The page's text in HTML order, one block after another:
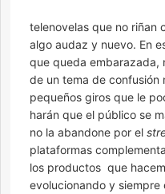
telenovelas que no riñan
algo audaz y nuevo. En
que queda embarazada,
de un tema de confusión
pequeños giros que le
harán que el público se
no la abandone por el
plataformas
los productos que
evolucionando y siempre